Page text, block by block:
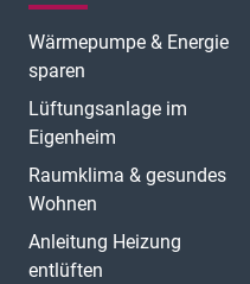
Wärmepumpe & Energie
sparen
Lüftungsanlage im
Eigenheim
Raumklima & gesundes
Wohnen
Anleitung Heizung
entlüften